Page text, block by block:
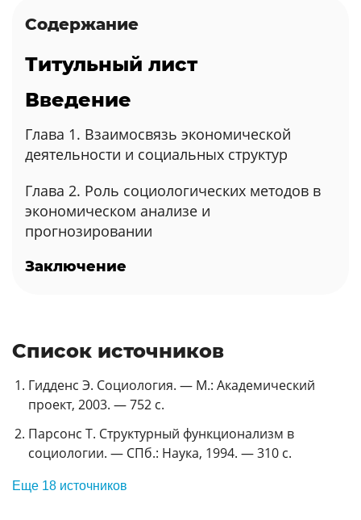
Содержание
Титульный лист
Введение
Глава 1. Взаимосвязь экономической
деятельности и социальных структур
Глава 2. Роль социологических методов в
экономическом анализе и
прогнозировании
Заключение
Список источников
Гидденс Э. Социология. — М.: Академический
проект, 2003. — 752 с.
Парсонс Т. Структурный функционализм в
социологии. — СПб.: Наука, 1994. — 310 с.
Еще 18 источников